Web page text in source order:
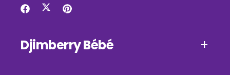
FacebookTwitterPinterest
Djimberry Bébé